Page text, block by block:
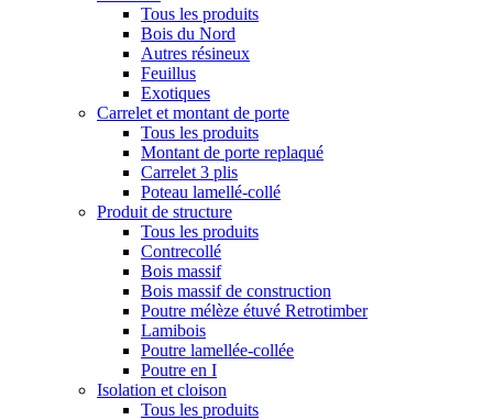
Tous les produits
Bois du Nord
Autres résineux
Feuillus
Exotiques
Carrelet et montant de porte
Tous les produits
Montant de porte replaqué
Carrelet 3 plis
Poteau lamellé-collé
Produit de structure
Tous les produits
Contrecollé
Bois massif
Bois massif de construction
Poutre mélèze étuvé Retrotimber
Lamibois
Poutre lamellée-collée
Poutre en I
Isolation et cloison
Tous les produits